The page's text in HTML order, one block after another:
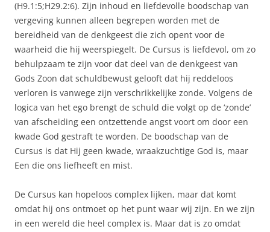
(H9.1:5;H29.2:6). Zijn inhoud en liefdevolle boodschap van
vergeving kunnen alleen begrepen worden met de
bereidheid van de denkgeest die zich opent voor de
waarheid die hij weerspiegelt. De Cursus is liefdevol, om zo
behulpzaam te zijn voor dat deel van de denkgeest van
Gods Zoon dat schuldbewust gelooft dat hij reddeloos
verloren is vanwege zijn verschrikkelijke zonde. Volgens de
logica van het ego brengt de schuld die volgt op de ‘zonde’
van afscheiding een ontzettende angst voort om door een
kwade God gestraft te worden. De boodschap van de
Cursus is dat Hij geen kwade, wraakzuchtige God is, maar
Een die ons liefheeft en mist.
De Cursus kan hopeloos complex lijken, maar dat komt
omdat hij ons ontmoet op het punt waar wij zijn. En we zijn
in een wereld die heel complex is. Maar dat is zo omdat